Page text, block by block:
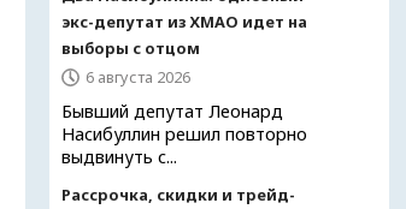
экс-депутат из ХМАО идет на
выборы с отцом
6 августа 2026
Бывший депутат Леонард
Насибуллин решил повторно
выдвинуть с...
Рассрочка, скидки и трейд-